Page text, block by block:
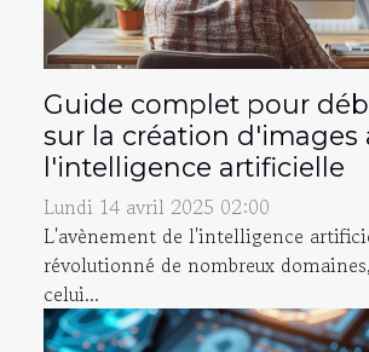
Guide complet pour
sur la création d'images
l'intelligence artificielle
Lundi 14 avril 2025 02:00
L'avènement de l'intelligence
révolutionné de nombreux
celui...